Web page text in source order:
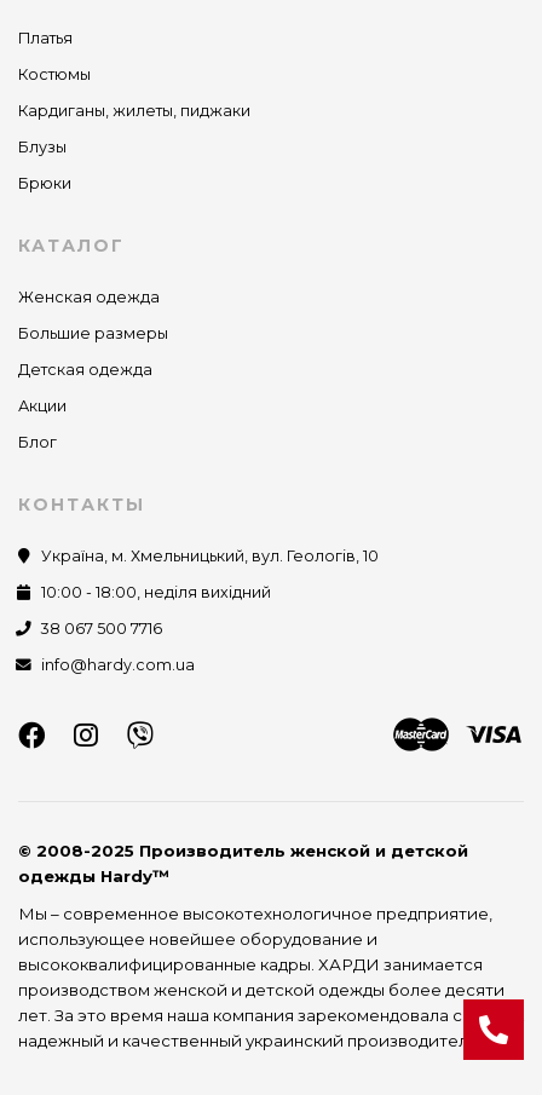
Платья
Костюмы
Кардиганы, жилеты, пиджаки
Блузы
Брюки
КАТАЛОГ
Женская одежда
Большие размеры
Детская одежда
Акции
Блог
КОНТАКТЫ
Україна, м. Хмельницький, вул. Геологів, 10
10:00 - 18:00, неділя вихідний
38 067 500 7716
info@hardy.com.ua
© 2008-2025 Производитель женской и детской
одежды Hardy™
Мы – современное высокотехнологичное предприятие,
использующее новейшее оборудование и
высококвалифицированные кадры. ХАРДИ занимается
производством женской и детской одежды более десяти
лет. За это время наша компания зарекомендовала себя как
надежный и качественный украинский производитель.